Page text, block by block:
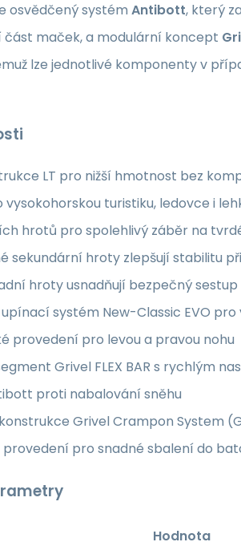
osvědčený systém Antibott, který
část maček, a modulární koncept
lze jednotlivé komponenty v
LT pro nižší hmotnost bez
turistiku, ledovce i
hrotů pro spolehlivý záběr na
sekundární hroty zlepšují stabilitu
hroty usnadňují bezpečný sestup
systém New-Classic EVO
provedení pro levou a pravou nohu
Grivel FLEX BAR s rychlým
proti nabalování sněhu
Grivel Crampon System
pro snadné sbalení do
Hodnota